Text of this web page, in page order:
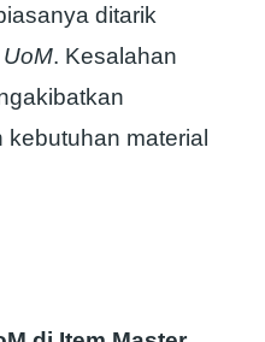
ditarik
. Kesalahan
material